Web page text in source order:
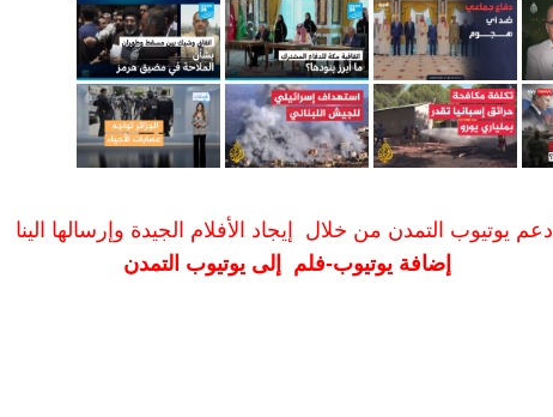
ادعم يوتيوب التمدن من خلال إيجاد الأفلام الجيدة وإرسالها الينا
إضافة يوتيوب-فلم إلى يوتيوب التمدن